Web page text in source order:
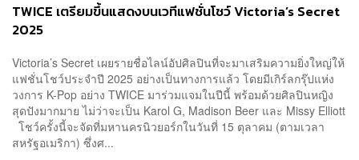
TWICE เตรียมขึ้นแสดงบนเวทีแฟชั่นโชว์ Victoria’s Secret
2025
Victoria’s Secret เผยรายชื่อไลน์อัปศิลปินที่จะมาเสริมความยิ่งใหญ่ให้
แฟชั่นโชว์ประจำปี 2025 อย่างเป็นทางการแล้ว โดยมีเกิร์ลกรุ๊ปแห่ง
วงการ K-Pop อย่าง TWICE มาร่วมแจมในปีนี้ พร้อมด้วยศิลปินหญิง
สุดปังมากมาย ไม่ว่าจะเป็น Karol G, Madison Beer และ Missy Elliott
โชว์ครั้งนี้จะจัดที่มหานครนิวยอร์กในวันที่ 15 ตุลาคม (ตามเวลา
สหรัฐอเมริกา) ซึ่งศ...